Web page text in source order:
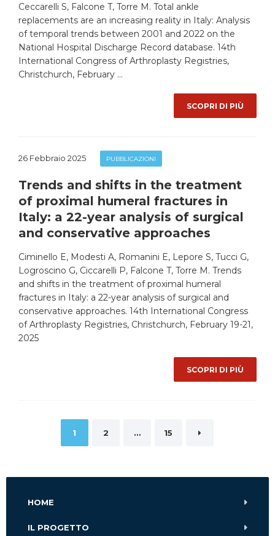
Ceccarelli S, Falcone T, Torre M. Total ankle
replacements are an increasing reality in Italy: Analysis
of temporal trends between 2001 and 2022 on the
National Hospital Discharge Record database. 14th
International Congress of Arthroplasty Registries,
Christchurch, February …
SCOPRI DI PIÙ
26 Febbraio 2025 PUBBLICAZIONI
Trends and shifts in the treatment
of proximal humeral fractures in
Italy: a 22-year analysis of surgical
and conservative approaches
Ciminello E, Modesti A, Romanini E, Lepore S, Tucci G,
Logroscino G, Ciccarelli P, Falcone T, Torre M. Trends
and shifts in the treatment of proximal humeral
fractures in Italy: a 22-year analysis of surgical and
conservative approaches. 14th International Congress
of Arthroplasty Registries, Christchurch, February 19-21,
2025
SCOPRI DI PIÙ
Paginazione
1 2 … 15
HOME
IL PROGETTO